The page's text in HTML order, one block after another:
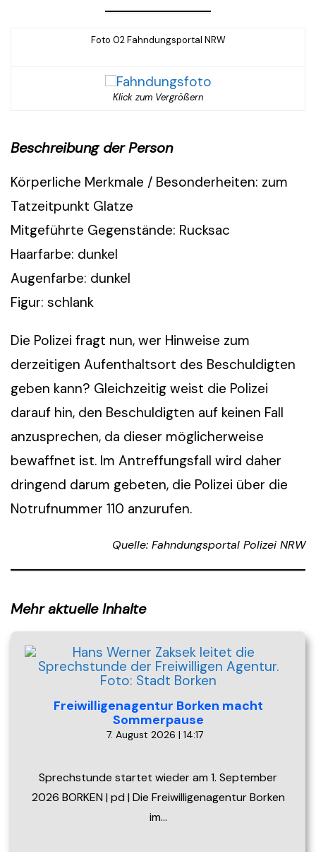
Foto 02 Fahndungsportal NRW
Klick zum Vergrößern
Beschreibung der Person
Körperliche Merkmale / Besonderheiten: zum
Tatzeitpunkt Glatze
Mitgeführte Gegenstände: Rucksac
Haarfarbe: dunkel
Augenfarbe: dunkel
Figur: schlank
Die Polizei fragt nun, wer Hinweise zum
derzeitigen Aufenthaltsort des Beschuldigten
geben kann? Gleichzeitig weist die Polizei
darauf hin, den Beschuldigten auf keinen Fall
anzusprechen, da dieser möglicherweise
bewaffnet ist. Im Antreffungsfall wird daher
dringend darum gebeten, die Polizei über die
Notrufnummer 110 anzurufen.
Quelle: Fahndungsportal Polizei NRW
Mehr aktuelle Inhalte
Freiwilligenagentur Borken macht
Sommerpause
7. August 2026 | 14:17
Sprechstunde startet wieder am 1. September
2026 BORKEN | pd | Die Freiwilligenagentur Borken
im…